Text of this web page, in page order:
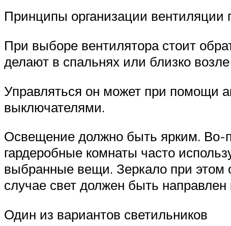
Принципы организации вентиляции
При выборе вентилятора стоит
делают в спальнях или близко
Управляться он может при помощи
выключателями.
Освещение должно быть ярким. Во-
гардеробные комнаты часто
выбранные вещи. Зеркало при этом
случае свет должен быть
Один из вариантов светильников